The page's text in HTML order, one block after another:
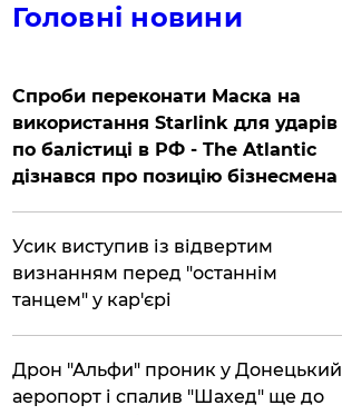
Головні новини
​Спроби переконати Маска на
використання Starlink для ударів
по балістиці в РФ - The Atlantic
дізнався про позицію бізнесмена
​Усик виступив із відвертим
визнанням перед "останнім
танцем" у кар'єрі
​Дрон "Альфи" проник у Донецький
аеропорт і спалив "Шахед" ще до